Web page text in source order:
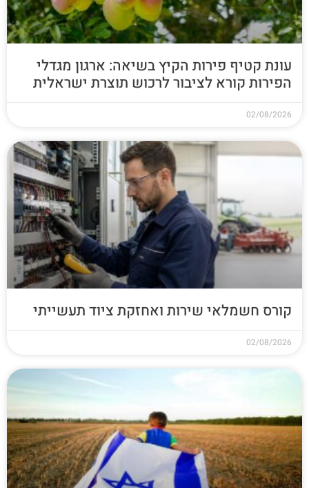
עונת קטיף פירות הקיץ בשיאה: ארגון מגדלי
הפירות קורא לציבור לרכוש תוצרת ישראלית
02/08/2026
קורס חשמלאי שירות ואחזקת ציוד תעשייתי
02/08/2026